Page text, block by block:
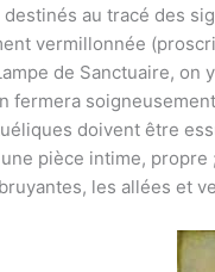
destinés au tracé des
vermillonnée
de Sanctuaire,
fermera
doivent être
pièce intime, propre
les allées et